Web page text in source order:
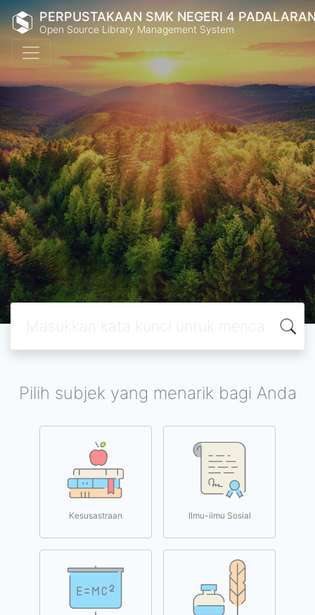
PERPUSTAKAAN SMK NEGERI 4
Open Source Library Management System
Pilih subjek yang menarik bagi Anda
Kesusastraan Ilmu-ilmu Sosial